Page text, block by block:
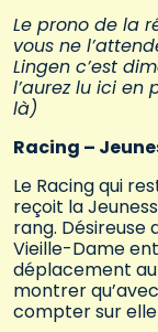
Le prono de la
vous ne
Lingen c’est
l’aurez lu ici en
là)
Racing –
Le Racing qui
reçoit la
rang. Désireuse
Vieille-Dame
déplacement
montrer
compter sur elle